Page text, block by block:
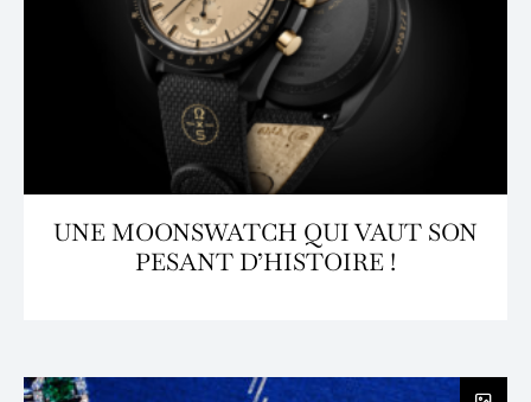
UNE MOONSWATCH QUI VAUT SON
PESANT D’HISTOIRE !